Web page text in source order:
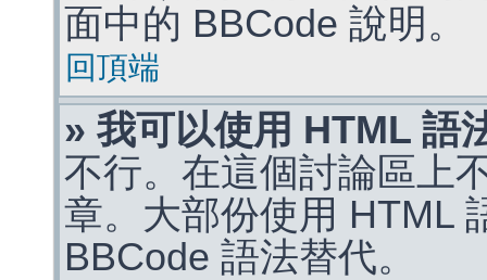
面中的 BBCode 說明。
回頂端
» 我可以使用 HTML 語
不行。在這個討論區上
章。大部份使用 HTML
BBCode 語法替代。